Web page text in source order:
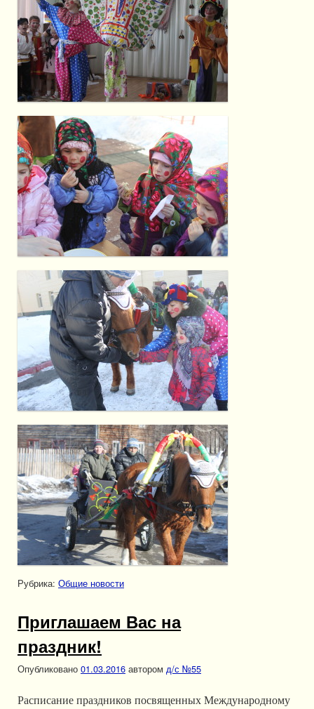
Рубрика: Общие новости
Приглашаем Вас на
праздник!
Опубликовано 01.03.2016 автором д/с №55
Расписание праздников посвященных Международному